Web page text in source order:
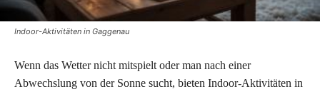
Indoor-Aktivitäten in Gaggenau
Wenn das Wetter nicht mitspielt oder man nach einer
Abwechslung von der Sonne sucht, bieten Indoor-Aktivitäten in